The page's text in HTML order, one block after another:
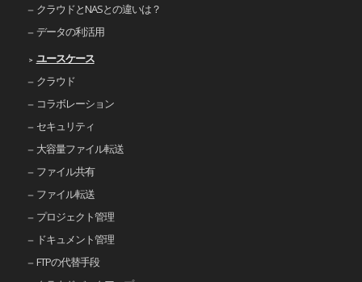
クラウドとNASとの違いは？
データの利活用
ユースケース
クラウド
コラボレーション
セキュリティ
大容量ファイル転送
ファイル共有
ファイル転送
プロジェクト管理
ドキュメント管理
FTPの代替手段